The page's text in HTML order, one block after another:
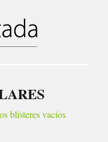
blísteres vacíos